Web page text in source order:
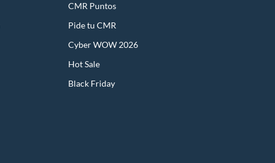
CMR Puntos
Pide tu CMR
Cyber WOW 2026
Hot Sale
Black Friday